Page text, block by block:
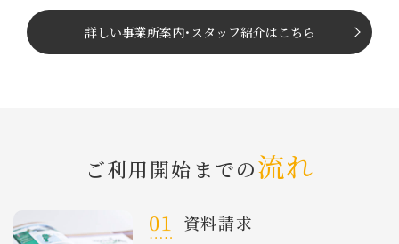
詳しい事業所案内･ スタッフ紹介はこちら
ご利⽤開始までの流れ
資料請求